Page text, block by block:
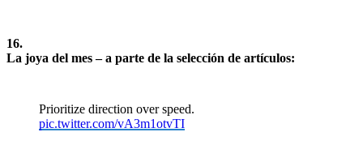
16.
La joya del mes – a parte de la selección de artículos:
Prioritize direction over speed.
pic.twitter.com/vA3m1otvTI